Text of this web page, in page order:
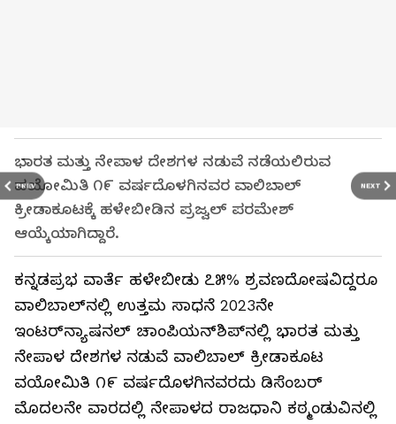
PREV NEXT
ಭಾರತ ಮತ್ತು ನೇಪಾಳ ದೇಶಗಳ ನಡುವೆ ನಡೆಯಲಿರುವ
ವಯೋಮಿತಿ ೧೯ ವರ್ಷದೊಳಗಿನವರ ವಾಲಿಬಾಲ್‌
ಕ್ರೀಡಾಕೂಟಕ್ಕೆ ಹಳೇಬೀಡಿನ ಪ್ರಜ್ವಲ್‌ ಪರಮೇಶ್‌
ಆಯ್ಕೆಯಾಗಿದ್ದಾರೆ.
ಕನ್ನಡಪ್ರಭ ವಾರ್ತೆ ಹಳೇಬೀಡು ೭೫% ಶ್ರವಣದೋಷವಿದ್ದರೂ
ವಾಲಿಬಾಲ್‌ನಲ್ಲಿ ಉತ್ತಮ ಸಾಧನೆ 2023ನೇ
ಇಂಟರ್‌ನ್ಯಾಷನಲ್ ಚಾಂಪಿಯನ್‌ಶಿಪ್‌ನಲ್ಲಿ ಭಾರತ ಮತ್ತು
ನೇಪಾಳ ದೇಶಗಳ ನಡುವೆ ವಾಲಿಬಾಲ್ ಕ್ರೀಡಾಕೂಟ
ವಯೋಮಿತಿ ೧೯ ವರ್ಷದೊಳಗಿನವರದು ಡಿಸೆಂಬರ್
ಮೊದಲನೇ ವಾರದಲ್ಲಿ ನೇಪಾಳದ ರಾಜಧಾನಿ ಕಠ್ಮಂಡುವಿನಲ್ಲಿ